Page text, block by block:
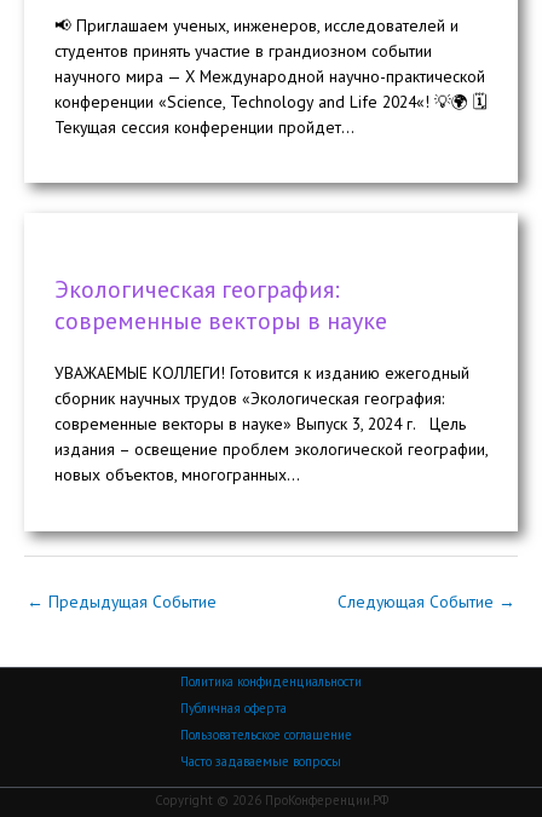
📢 Приглашаем ученых, инженеров, исследователей и
студентов принять участие в грандиозном событии
научного мира — X Международной научно-практической
конференции «Science, Technology and Life 2024«! 💡🌍 🗓️
Текущая сессия конференции пройдет...
Экологическая география:
современные векторы в науке
УВАЖАЕМЫЕ КОЛЛЕГИ! Готовится к изданию ежегодный
сборник научных трудов «Экологическая география:
современные векторы в науке» Выпуск 3, 2024 г. Цель
издания – освещение проблем экологической географии,
новых объектов, многогранных...
← Предыдущая Событие Следующая Событие →
Политика конфиденциальности
Публичная оферта
Пользовательское соглашение
Часто задаваемые вопросы
Copyright © 2026 ПроКонференции.РФ